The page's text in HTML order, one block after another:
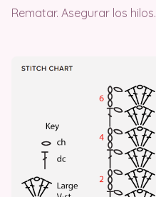
Rematar. Asegurar los hilos.